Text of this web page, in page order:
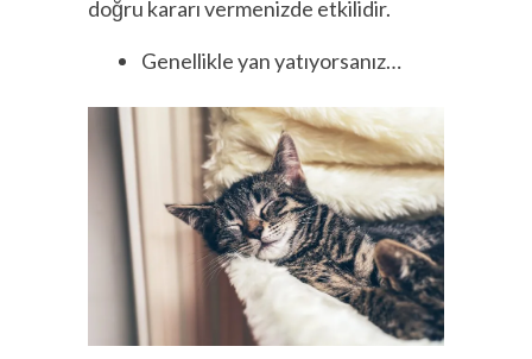
doğru kararı vermenizde etkilidir.
Genellikle yan yatıyorsanız…